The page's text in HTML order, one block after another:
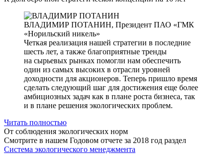
ВЛАДИМИР ПОТАНИН, Президент ПАО «ГМК
«Норильский никель»
Четкая реализация нашей стратегии в последние
шесть лет, а также благоприятные тренды
на сырьевых рынках помогли нам обеспечить
один из самых высоких в отрасли уровней
доходности для акционеров. Теперь пришло время
сделать следующий шаг для достижения еще более
амбициозных задач как в плане роста бизнеса, так
и в плане решения экологических проблем.
Читать полностью
От соблюдения экологических норм
Смотрите в нашем Годовом отчете за 2018 год раздел
Система экологического менеджмента